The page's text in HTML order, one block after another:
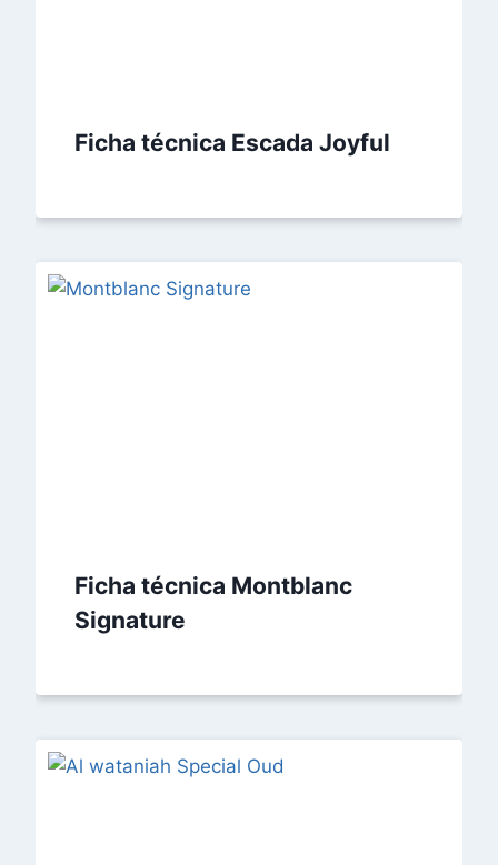
Ficha técnica Escada Joyful
Ficha técnica Montblanc
Signature